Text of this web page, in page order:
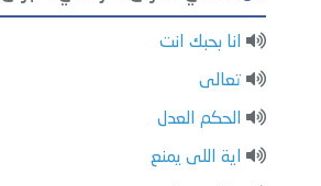
انا بحبك انت
تعالى
الحكم العدل
اية اللى يمنع